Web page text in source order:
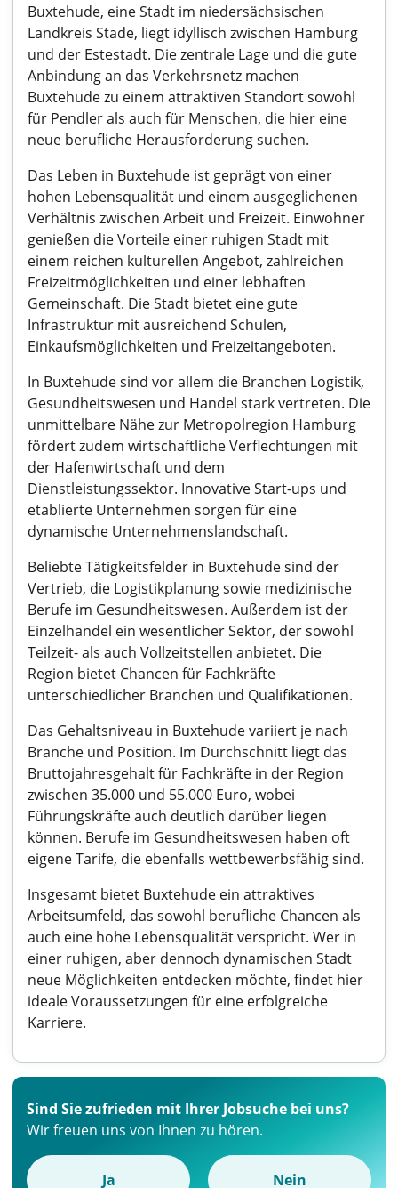
Buxtehude, eine Stadt im niedersächsischen
Landkreis Stade, liegt idyllisch zwischen Hamburg
und der Estestadt. Die zentrale Lage und die gute
Anbindung an das Verkehrsnetz machen
Buxtehude zu einem attraktiven Standort sowohl
für Pendler als auch für Menschen, die hier eine
neue berufliche Herausforderung suchen.
Das Leben in Buxtehude ist geprägt von einer
hohen Lebensqualität und einem ausgeglichenen
Verhältnis zwischen Arbeit und Freizeit. Einwohner
genießen die Vorteile einer ruhigen Stadt mit
einem reichen kulturellen Angebot, zahlreichen
Freizeitmöglichkeiten und einer lebhaften
Gemeinschaft. Die Stadt bietet eine gute
Infrastruktur mit ausreichend Schulen,
Einkaufsmöglichkeiten und Freizeitangeboten.
In Buxtehude sind vor allem die Branchen Logistik,
Gesundheitswesen und Handel stark vertreten. Die
unmittelbare Nähe zur Metropolregion Hamburg
fördert zudem wirtschaftliche Verflechtungen mit
der Hafenwirtschaft und dem
Dienstleistungssektor. Innovative Start-ups und
etablierte Unternehmen sorgen für eine
dynamische Unternehmenslandschaft.
Beliebte Tätigkeitsfelder in Buxtehude sind der
Vertrieb, die Logistikplanung sowie medizinische
Berufe im Gesundheitswesen. Außerdem ist der
Einzelhandel ein wesentlicher Sektor, der sowohl
Teilzeit- als auch Vollzeitstellen anbietet. Die
Region bietet Chancen für Fachkräfte
unterschiedlicher Branchen und Qualifikationen.
Das Gehaltsniveau in Buxtehude variiert je nach
Branche und Position. Im Durchschnitt liegt das
Bruttojahresgehalt für Fachkräfte in der Region
zwischen 35.000 und 55.000 Euro, wobei
Führungskräfte auch deutlich darüber liegen
können. Berufe im Gesundheitswesen haben oft
eigene Tarife, die ebenfalls wettbewerbsfähig sind.
Insgesamt bietet Buxtehude ein attraktives
Arbeitsumfeld, das sowohl berufliche Chancen als
auch eine hohe Lebensqualität verspricht. Wer in
einer ruhigen, aber dennoch dynamischen Stadt
neue Möglichkeiten entdecken möchte, findet hier
ideale Voraussetzungen für eine erfolgreiche
Karriere.
Sind Sie zufrieden mit Ihrer Jobsuche bei uns?
Wir freuen uns von Ihnen zu hören.
Ja Nein